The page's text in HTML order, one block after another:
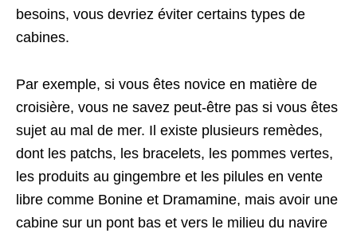
besoins, vous devriez éviter certains types de
cabines.
Par exemple, si vous êtes novice en matière de
croisière, vous ne savez peut-être pas si vous êtes
sujet au mal de mer. Il existe plusieurs remèdes,
dont les patchs, les bracelets, les pommes vertes,
les produits au gingembre et les pilules en vente
libre comme Bonine et Dramamine, mais avoir une
cabine sur un pont bas et vers le milieu du navire